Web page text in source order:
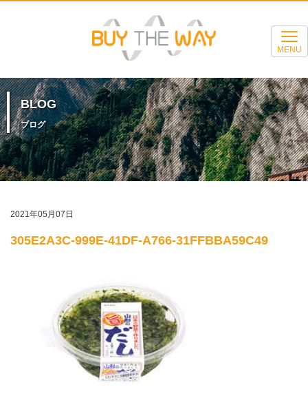
MENU
BLOG
ブログ
2021年05月07日
305E2A3C-999E-41DF-A766-31FFBBA59C49